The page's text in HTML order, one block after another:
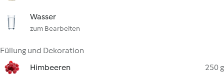
Wasser
zum Bearbeiten
Füllung und Dekoration
Himbeeren
250 g